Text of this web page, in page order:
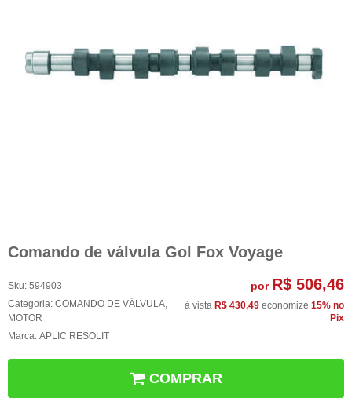
Comando de válvula Gol Fox Voyage
Sku: 594903
Categoria: COMANDO DE VÁLVULA,
MOTOR
Marca: APLIC RESOLIT
por R$ 506,46
à vista R$ 430,49 economize 15% no
Pix
COMPRAR